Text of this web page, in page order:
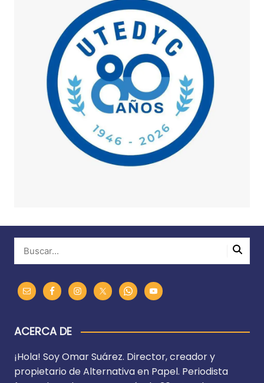
ACERCA DE
¡Hola! Soy Omar Suárez. Director, creador y
propietario de Alternativa en Papel. Periodista